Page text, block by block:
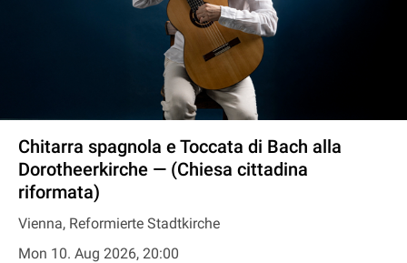
Chitarra spagnola e Toccata di Bach alla
Dorotheerkirche — (Chiesa cittadina
riformata)
Vienna, Reformierte Stadtkirche
Mon 10. Aug 2026, 20:00